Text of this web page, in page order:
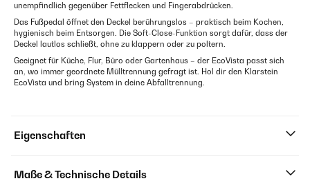
unempfindlich gegenüber Fettflecken und Fingerabdrücken.
Das Fußpedal öffnet den Deckel berührungslos – praktisch beim Kochen,
hygienisch beim Entsorgen. Die Soft-Close-Funktion sorgt dafür, dass der
Deckel lautlos schließt, ohne zu klappern oder zu poltern.
Geeignet für Küche, Flur, Büro oder Gartenhaus – der EcoVista passt sich
an, wo immer geordnete Mülltrennung gefragt ist. Hol dir den Klarstein
EcoVista und bring System in deine Abfalltrennung.
Eigenschaften
Maße & Technische Details